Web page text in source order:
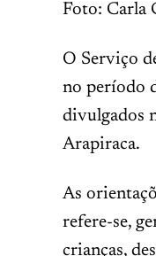
Foto: Carla
O Serviço
no período
divulgados
Arapiraca.
As
refere-se,
crianças,